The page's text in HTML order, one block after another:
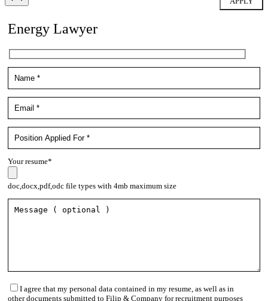
Energy Lawyer
Your resume*
doc,docx,pdf,odc file types with 4mb maximum size
I agree that my personal data contained in my resume, as well as in
other documents submitted to Filip & Company for recruitment purposes